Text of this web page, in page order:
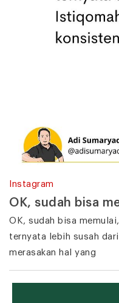
Instagram
OK, sudah bisa
OK, sudah bisa
ternyata lebih susah
merasakan hal yang